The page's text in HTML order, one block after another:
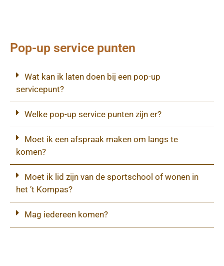
Pop-up service punten
Wat kan ik laten doen bij een pop-up
servicepunt?
Welke pop-up service punten zijn er?
Moet ik een afspraak maken om langs te
komen?
Moet ik lid zijn van de sportschool of wonen in
het ’t Kompas?
Mag iedereen komen?